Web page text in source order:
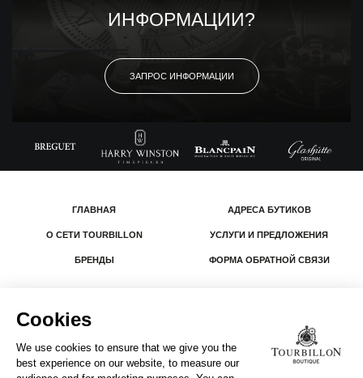
ИНФОРМАЦИИ?
ЗАПРОС ИНФОРМАЦИИ
ГЛАВНАЯ
О СЕТИ TOURBILLON
БРЕНДЫ
АДРЕСА БУТИКОВ
УСЛУГИ И ПРЕДЛОЖЕНИЯ
ФОРМА ОБРАТНОЙ СВЯЗИ
Все права защищены.